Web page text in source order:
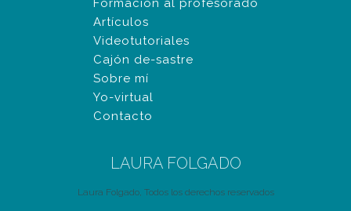
Formación al profesorado
Artículos
Videotutoriales
Cajón de-sastre
Sobre mí
Yo-virtual
Contacto
LAURA FOLGADO
Laura Folgado, Todos los derechos reservados